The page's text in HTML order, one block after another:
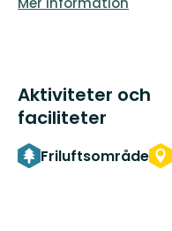
Aktiviteter och
faciliteter
Friluftsområde